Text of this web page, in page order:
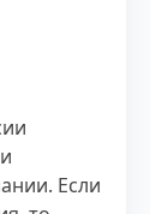
Если